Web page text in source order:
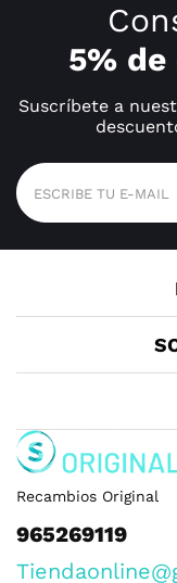
5%
Suscríbete a
Recambios Original
965269119